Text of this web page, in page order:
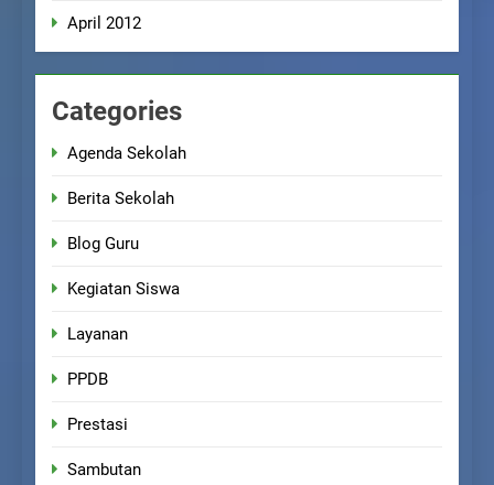
April 2012
Categories
Agenda Sekolah
Berita Sekolah
Blog Guru
Kegiatan Siswa
Layanan
PPDB
Prestasi
Sambutan